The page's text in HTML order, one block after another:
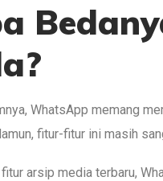
WhatsApp memang
fitur-fitur ini masih
arsip media terbaru,